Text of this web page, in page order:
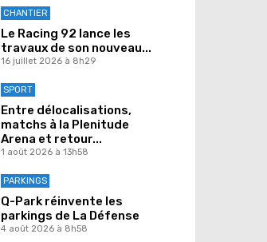
CHANTIER
Le Racing 92 lance les
travaux de son nouveau...
16 juillet 2026 à 8h29
SPORT
Entre délocalisations,
matchs à la Plenitude
Arena et retour...
1 août 2026 à 13h58
PARKINGS
Q-Park réinvente les
parkings de La Défense
4 août 2026 à 8h58